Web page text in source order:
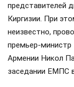
представителей
Киргизии. При
неизвестно,
премьер-
Армении Никол
заседании ЕМПС